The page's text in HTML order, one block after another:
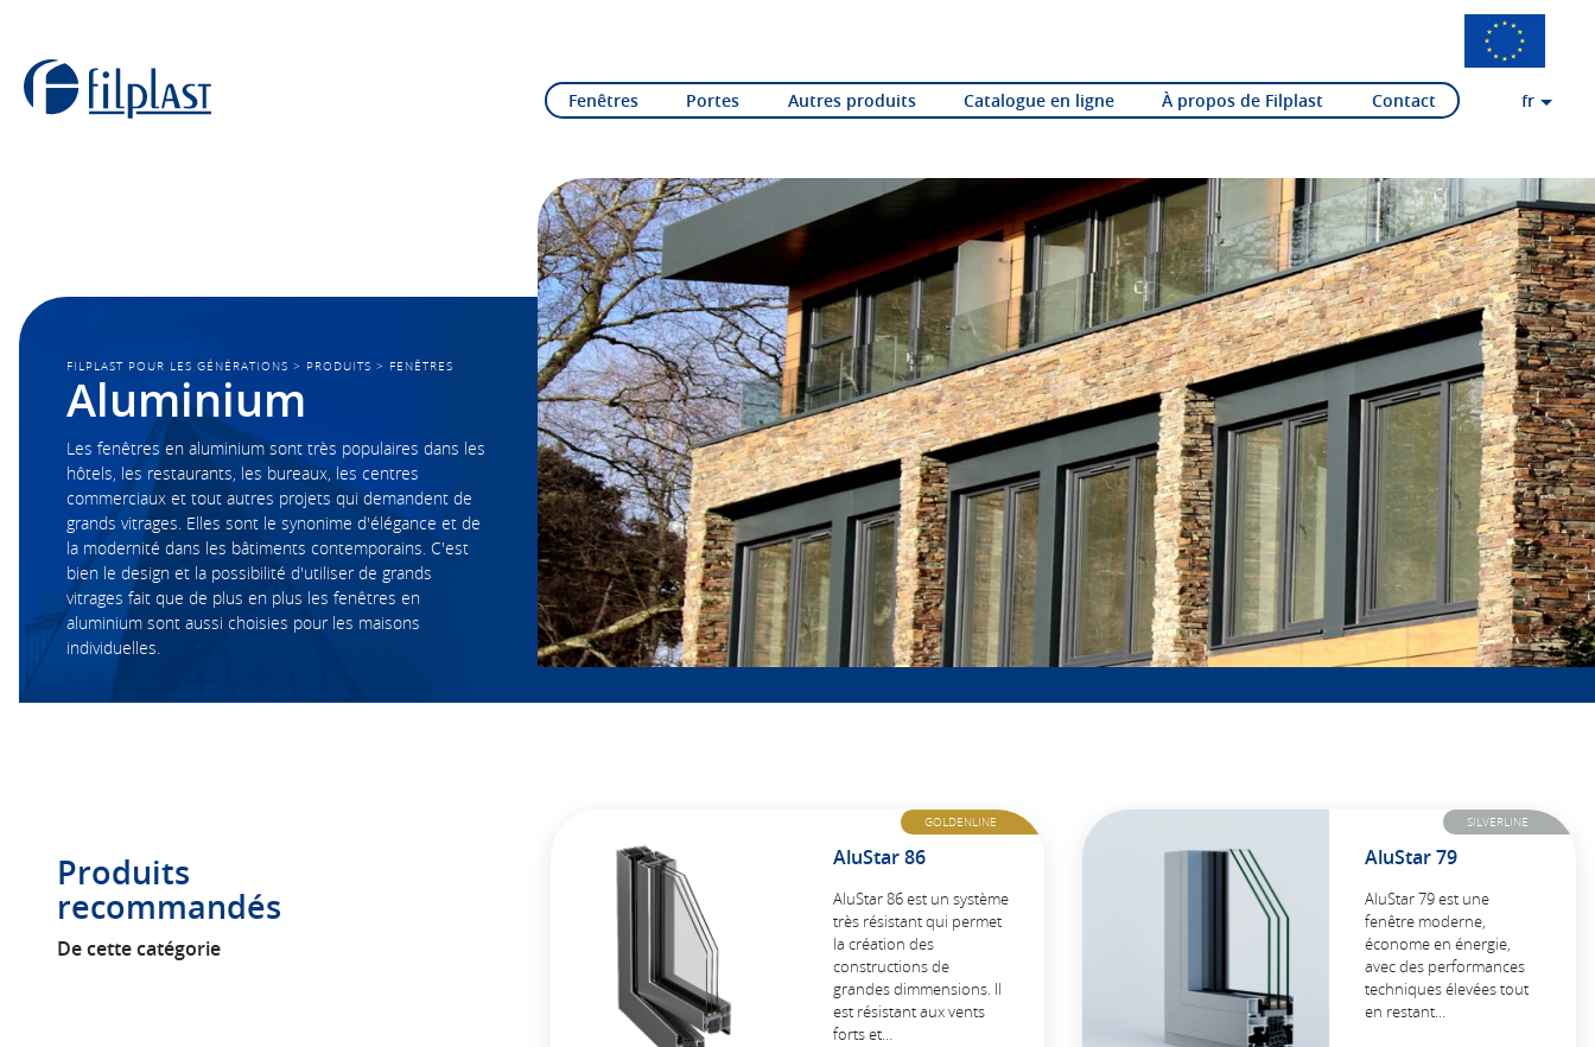
Fenêtres Portes Autres produits Catalogue en ligne À propos de Filplast Contact fr
FILPLAST POUR LES GÉNÉRATIONS > PRODUITS > FENÊTRES
Aluminium
Les fenêtres en aluminium sont très populaires dans les
hôtels, les restaurants, les bureaux, les centres
commerciaux et tout autres projets qui demandent de
grands vitrages. Elles sont le synonime d'élégance et de
la modernité dans les bâtiments contemporains. C'est
bien le design et la possibilité d'utiliser de grands
vitrages fait que de plus en plus les fenêtres en
aluminium sont aussi choisies pour les maisons
individuelles.
Produits
recommandés
De cette catégorie
GOLDENLINE
AluStar 86
AluStar 86 est un système
très résistant qui permet
la création des
constructions de
grandes dimmensions. Il
est résistant aux vents
forts et…
SILVERLINE
AluStar 79
AluStar 79 est une
fenêtre moderne,
économe en énergie,
avec des performances
techniques élevées tout
en restant…